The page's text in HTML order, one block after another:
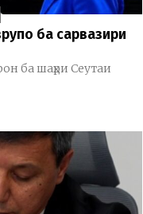
ба сарвазири
ба шаҳри Сеутаи